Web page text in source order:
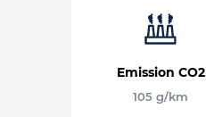
Emission CO2
105 g/km